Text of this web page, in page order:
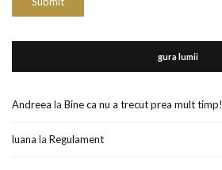
gura lumii
Andreea la Bine ca nu a trecut prea mult timp!
luana la Regulament